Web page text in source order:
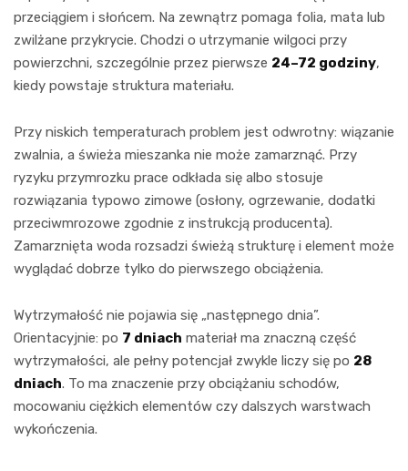
przeciągiem i słońcem. Na zewnątrz pomaga folia, mata lub
zwilżane przykrycie. Chodzi o utrzymanie wilgoci przy
powierzchni, szczególnie przez pierwsze 24–72 godziny,
kiedy powstaje struktura materiału.
Przy niskich temperaturach problem jest odwrotny: wiązanie
zwalnia, a świeża mieszanka nie może zamarznąć. Przy
ryzyku przymrozku prace odkłada się albo stosuje
rozwiązania typowo zimowe (osłony, ogrzewanie, dodatki
przeciwmrozowe zgodnie z instrukcją producenta).
Zamarznięta woda rozsadzi świeżą strukturę i element może
wyglądać dobrze tylko do pierwszego obciążenia.
Wytrzymałość nie pojawia się „następnego dnia”.
Orientacyjnie: po 7 dniach materiał ma znaczną część
wytrzymałości, ale pełny potencjał zwykle liczy się po 28
dniach. To ma znaczenie przy obciążaniu schodów,
mocowaniu ciężkich elementów czy dalszych warstwach
wykończenia.